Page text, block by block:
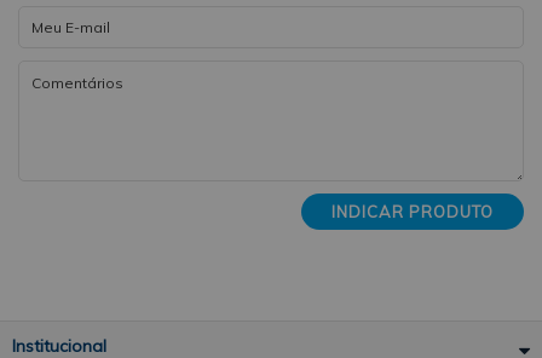
INDICAR PRODUTO
Institucional